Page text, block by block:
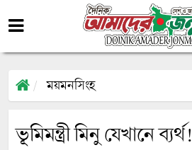
ময়মনসিংহ
ভূমিমন্ত্রী মিনু যেখানে ব্যর্থ!